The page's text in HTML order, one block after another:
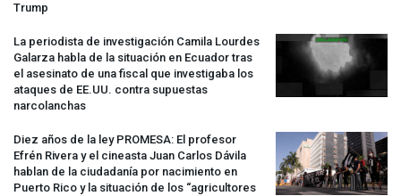
Trump
La periodista de investigación Camila Lourdes
Galarza habla de la situación en Ecuador tras
el asesinato de una fiscal que investigaba los
ataques de EE.UU. contra supuestas
narcolanchas
Diez años de la ley PROMESA: El profesor
Efrén Rivera y el cineasta Juan Carlos Dávila
hablan de la ciudadanía por nacimiento en
Puerto Rico y la situación de los “agricultores